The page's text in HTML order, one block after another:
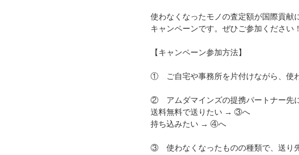
使わなくなったモノの査定額が国際貢献
キャンペーンです。ぜひご参加ください！
【キャンペーン参加方法】
① ご自宅や事務所を片付けながら、使
② アムダマインズの提携パートナー先
送料無料で送りたい → ③へ
持ち込みたい → ④へ
③ 使わなくなったものの種類で、送り